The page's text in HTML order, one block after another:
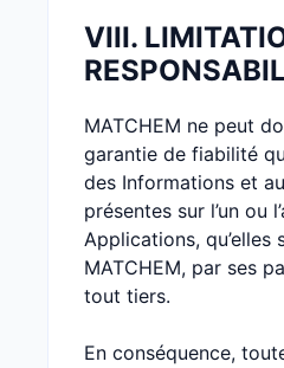
VIII.
MATCHEM ne peut
garantie de fiabilité
des Informations et
présentes sur l’un ou
Applications,
MATCHEM, par ses
tout tiers.
En conséquence,